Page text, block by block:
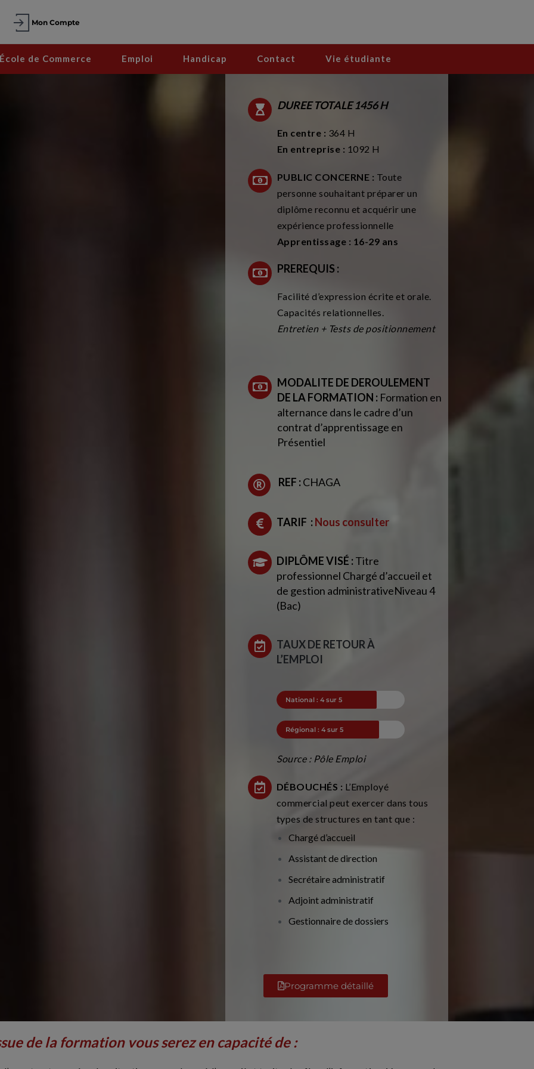
Mon Compte
École de Commerce Emploi Handicap Contact Vie étudiante
DUREE TOTALE 1456 H
En centre : 364 H
En entreprise : 1092 H
PUBLIC CONCERNE : Toute
personne souhaitant préparer un
diplôme reconnu et acquérir une
expérience professionnelle
Apprentissage : 16-29 ans
PREREQUIS :
Facilité d’expression écrite et orale.
Capacités relationnelles.
Entretien + Tests de positionnement
MODALITE DE DEROULEMENT
DE LA FORMATION : Formation en
alternance dans le cadre d’un
contrat d’apprentissage en
Présentiel
REF :CHAGA
TARIF :Nous consulter
DIPLÔME VISÉ :Titre
professionnel Chargé d’accueil et
de gestion administrativeNiveau 4
(Bac)
TAUX DE RETOUR À
L’EMPLOI
National : 4 sur 5
Régional : 4 sur 5
Source : Pôle Emploi
DÉBOUCHÉS : L’Employé
commercial peut exercer dans tous
types de structures en tant que :
Chargé d’accueil
Assistant de direction
Secrétaire administratif
Adjoint administratif
Gestionnaire de dossiers
Programme détaillé
de la formation vous serez en capacité de :